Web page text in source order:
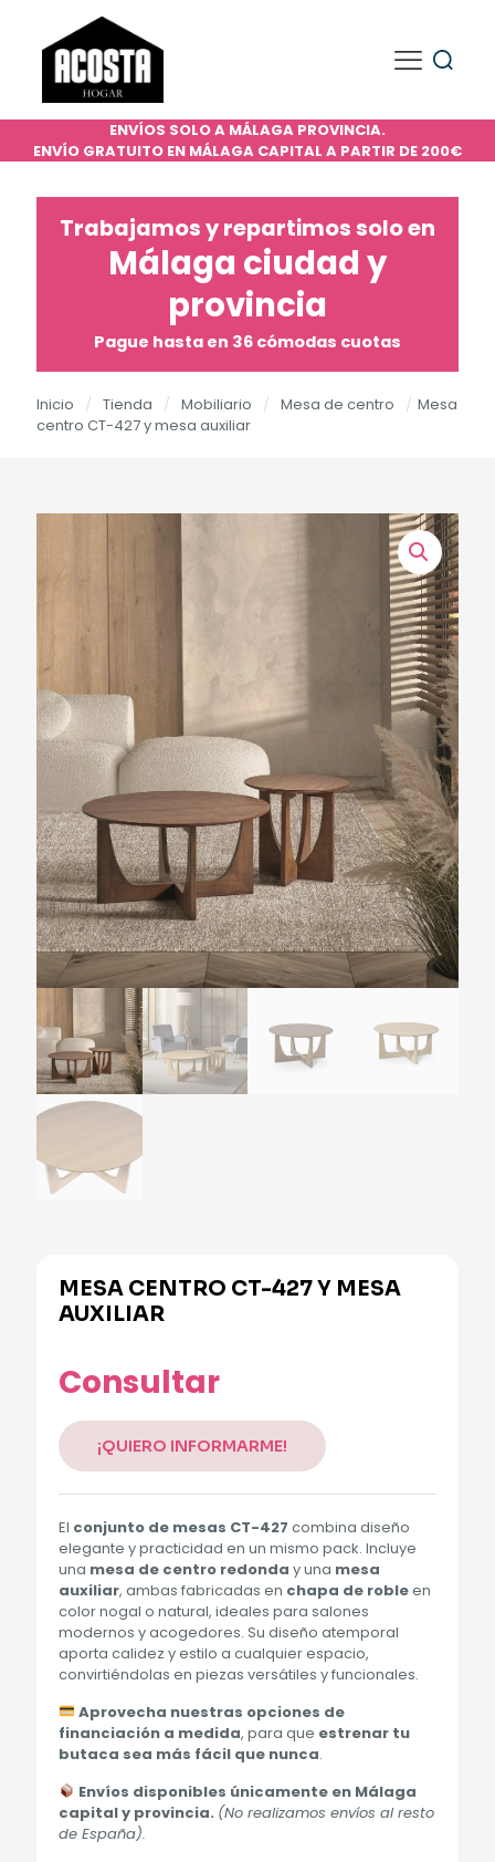
ENVÍOS SOLO A MÁLAGA PROVINCIA.
ENVÍO GRATUITO EN MÁLAGA CAPITAL A PARTIR DE 200€
Trabajamos y repartimos solo en
Málaga ciudad y
provincia
Pague hasta en 36 cómodas cuotas
Inicio / Tienda / Mobiliario / Mesa de centro / Mesa
centro CT-427 y mesa auxiliar
MESA CENTRO CT-427 Y MESA
AUXILIAR
Consultar
¡QUIERO INFORMARME!
El conjunto de mesas CT-427 combina diseño
elegante y practicidad en un mismo pack. Incluye
una mesa de centro redonda y una mesa
auxiliar, ambas fabricadas en chapa de robleen
color nogal o natural, ideales para salones
modernos y acogedores. Su diseño atemporal
aporta calidez y estilo a cualquier espacio,
convirtiéndolas en piezas versátiles y funcionales.
Aprovecha nuestras opciones de
financiación a medida, para que estrenar tu
butaca sea más fácil que nunca.
Envíos disponibles únicamente en Málaga
capital y provincia. (No realizamos envíos al resto
de España).